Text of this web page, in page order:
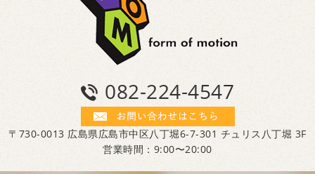
082-224-4547
〒730-0013 広島県広島市中区八丁堀6-7-301 チュリス八丁堀 3F
営業時間：9:00〜20:00